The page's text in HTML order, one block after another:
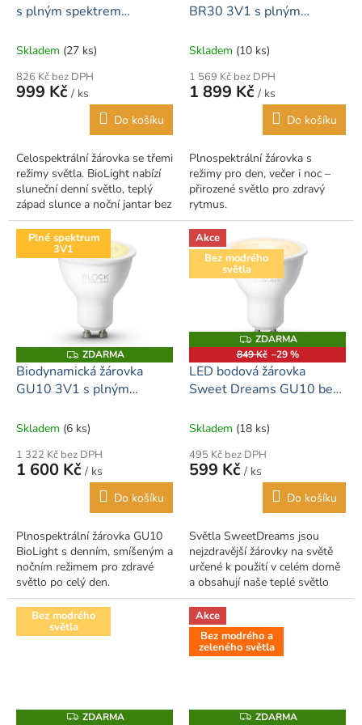
A
s plným spektrem
Skladem (27 ks)
826 Kč bez DPH
999 Kč / ks
Do košíku
Celospektrální žárovka se třemi
režimy světla. BioLight nabízí
sluneční denní světlo, teplý
západ slunce a noční jantar bez
modrého spektra. Ideální pro
energii přes den a...
R
BR30 3V1 s plným
Skladem (10 ks)
1 569 Kč bez DPH
1 899 Kč / ks
Do košíku
Plnospektrální žárovka s
režimy pro den, večer i noc –
přirozené světlo pro zdravý
rytmus.
Plné spektrum
3V1
Z
D
A
R
ZDARMA
Biodynamická žárovka
GU10 3V1 s plným
Skladem (6 ks)
1 322 Kč bez DPH
1 600 Kč / ks
Do košíku
Plnospektrální žárovka GU10
BioLight s denním, smíšeným a
nočním režimem pro zdravé
světlo po celý den.
Akce
Bez modrého
světla
Z
D
A
R
A
ZDARMA
849 Kč –29 %
LED bodová žárovka
Sweet Dreams GU10 bez
Skladem (18 ks)
495 Kč bez DPH
599 Kč / ks
Do košíku
Světla SweetDreams jsou
nejzdravější žárovky na světě
určené k použití v celém domě
a obsahují naše teplé světlo
jantarového spektra. Zaručená
100% absence modrého
světla,...
Bez modrého
světla
ZZDARMA
Akce
Bez modrého a
zeleného světla
ZZDARMA